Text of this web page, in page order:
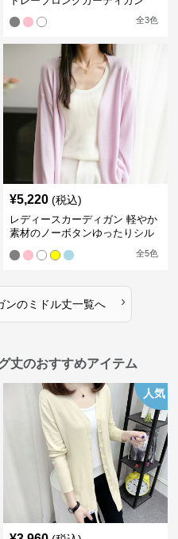
全3色
¥5,220 (税込)
レディースカーディガン 軽やか
素材のノーボタンゆったりシル
全5色
ンのミドル丈一覧へ ›
丈のおすすめアイテム
人気